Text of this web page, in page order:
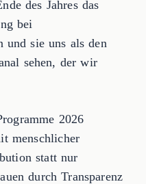
des Jahres das
bei
und sie uns als den
sehen, der wir
2026
menschlicher
statt nur
durch Transparenz